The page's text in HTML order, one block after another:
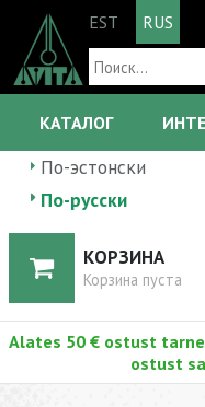
EST RUS
КАТАЛОГ
По-эстонски
По-русски
КОРЗИНА
Корзина пуста
Alates 50 € ostust
ostust